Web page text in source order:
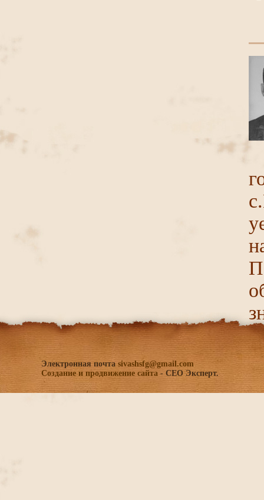
Электронная почта sivashsfg@gmail.com
Создание и продвижение сайта - СЕО Эксперт.